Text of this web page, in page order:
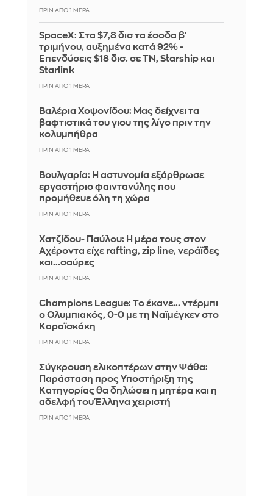
ΠΡΙΝ ΑΠΌ 1 ΜΈΡΑ
SpaceX: Στα $7,8 δισ τα έσοδα β'
τριμήνου, αυξημένα κατά 92% -
Επενδύσεις $18 δισ. σε ΤΝ, Starship και
Starlink
ΠΡΙΝ ΑΠΌ 1 ΜΈΡΑ
Βαλέρια Χοψονίδου: Μας δείχνει τα
βαφτιστικά του γιου της λίγο πριν την
κολυμπήθρα
ΠΡΙΝ ΑΠΌ 1 ΜΈΡΑ
Βουλγαρία: Η αστυνομία εξάρθρωσε
εργαστήριο φαιντανύλης που
προμήθευε όλη τη χώρα
ΠΡΙΝ ΑΠΌ 1 ΜΈΡΑ
Χατζίδου- Παύλου: Η μέρα τους στον
Αχέροντα είχε rafting, zip line, νεράϊδες
και...σαύρες
ΠΡΙΝ ΑΠΌ 1 ΜΈΡΑ
Champions League: Το έκανε... ντέρμπι
ο Ολυμπιακός, 0-0 με τη Ναϊμέγκεν στο
Καραϊσκάκη
ΠΡΙΝ ΑΠΌ 1 ΜΈΡΑ
Σύγκρουση ελικοπτέρων στην Ψάθα:
Παράσταση προς Υποστήριξη της
Κατηγορίας θα δηλώσει η μητέρα και η
αδελφή του Έλληνα χειριστή
ΠΡΙΝ ΑΠΌ 1 ΜΈΡΑ